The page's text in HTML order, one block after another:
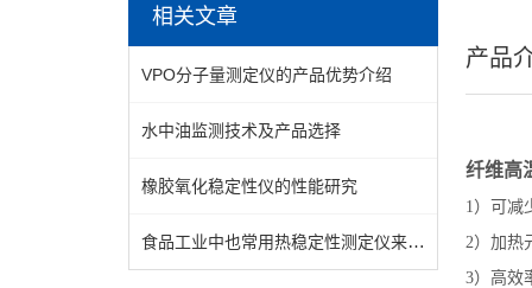
相关文章
VPO分子量测定仪的产品优势介绍
水中油监测技术及产品选择
橡胶氧化稳定性仪的性能研究
食品工业中也常用热稳定性测定仪来分析食品成分的热稳定性
产品
纤维高
1）可减
2）加热
3）高效